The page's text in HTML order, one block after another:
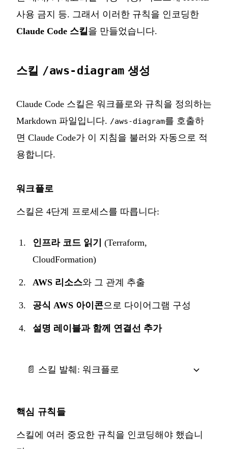
사용 금지 등. 그래서 이러한 규칙을 인코딩한
Claude Code 스킬을 만들었습니다.
스킬 /aws-diagram 생성
Claude Code 스킬은 워크플로와 규칙을 정의하는
Markdown 파일입니다. /aws-diagram를 호출하
면 Claude Code가 이 지침을 불러와 자동으로 적
용합니다.
워크플로
스킬은 4단계 프로세스를 따릅니다:
인프라 코드 읽기 (Terraform,
CloudFormation)
AWS 리소스와 그 관계 추출
공식 AWS 아이콘으로 다이어그램 구성
설명 레이블과 함께 연결선 추가
📄 스킬 발췌: 워크플로
핵심 규칙들
스킬에 여러 중요한 규칙을 인코딩해야 했습니